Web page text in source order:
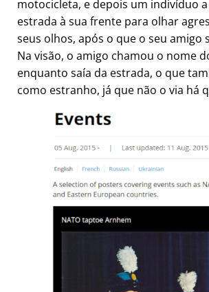
motocicleta, e depois um indivíduo
estrada à sua frente para olhar
seus olhos, após o que o seu amigo
Na visão, o amigo chamou o nome
enquanto saía da estrada, o que
como estranho, já que não o via há